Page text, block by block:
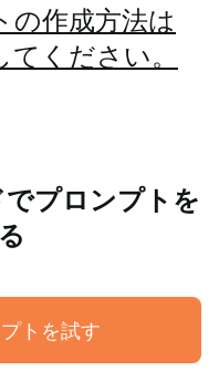
の作成方法は
ください。
プロンプトを
トを試す